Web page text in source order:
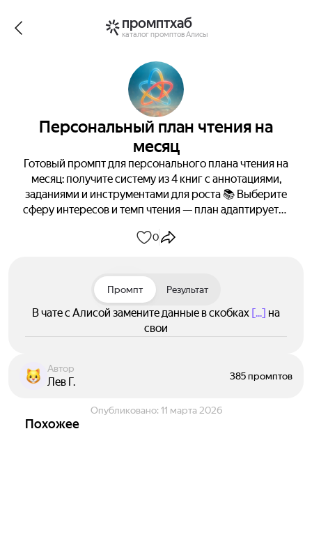
промптхаб
каталог промптов Алисы
Персональный план чтения на
месяц
Готовый промпт для персонального плана чтения на
месяц: получите систему из 4 книг с аннотациями,
заданиями и инструментами для роста 📚 Выберите
сферу интересов и темп чтения — план адаптируется
0
Промпт Результат
В чате с Алисой замените данные в скобках [...] на
свои
Автор
Лев Г. 385 промптов
Опубликовано: 11 марта 2026
Похожее